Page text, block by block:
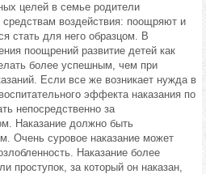
целей в семье родители
воздействия: поощряют и
стать для него образцом. В
поощрений развитие детей как
более успешным, чем при
Если все же возникает нужда в
эффекта наказания по
непосредственно за
Наказание должно быть
Очень суровое наказание может
Наказание более
проступок, за который он наказан,